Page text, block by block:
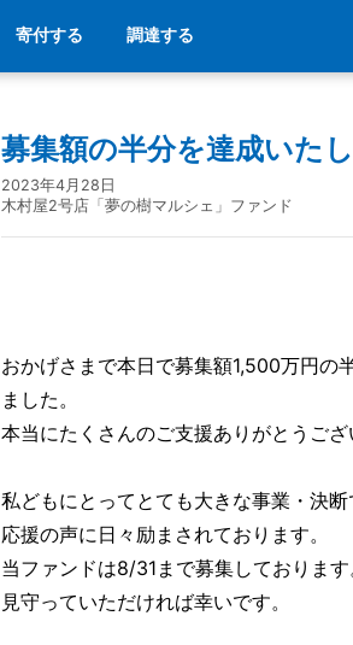
寄付する 調達する
募集額の半分を達成いた
2023年4月28日
木村屋2号店「夢の樹マルシェ」ファンド
おかげさまで本日で募集額1,500万円の
ました。
本当にたくさんのご支援ありがとうござ
私どもにとってとても大きな事業・決
応援の声に日々励まされております。
当ファンドは8/31まで募集しておりま
見守っていただければ幸いです。